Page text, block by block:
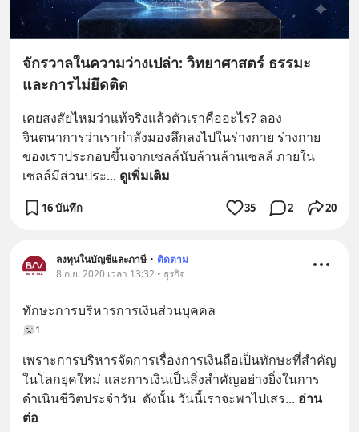
จักรวาลในความว่างเปล่า: วิทยาศาสตร์ ธรรมะ
และการไม่ยึดติด
เคยสงสัยไหมว่าแท้จริงแล้วตัวเราคืออะไร? ลอง
จินตนาการว่าเรากำลังมองลึกลงไปในร่างกาย ร่างกาย
ของเราประกอบขึ้นจากเซลล์นับล้านล้านเซลล์ ภายใน
เซลล์มีส่วนประ... ดูเพิ่มเติม
16 บันทึก 35 2 20
ลงทุนในบัญชีและภาษี • ติดตาม
8 ก.ย. 2020 เวลา 13:32 • ธุรกิจ
ทักษะการบริหารการเงินส่วนบุคคล
1
เพราะการบริหารจัดการเรื่องการเงินถือเป็นทักษะที่สำคัญ
ในโลกยุคใหม่ และการเงินเป็นสิ่งสำคัญอย่างยิ่งในการ
ดำเนินชีวิตประจำวัน  ดังนั้น วันนี้เราจะพาไปเสร... อ่าน
ต่อ